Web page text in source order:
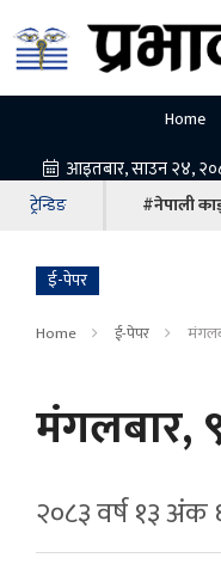
Home
ट्रेन्डिङ #नेपाली
ई-पेपर
Home ई-पेपर
मंगलबार,
२०८३ वर्ष १३ अ‍ंक